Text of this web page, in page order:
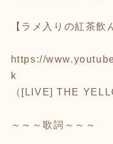
【ラメ入りの紅茶飲
https://
k
（[LIVE] THE
～～～歌詞～～～